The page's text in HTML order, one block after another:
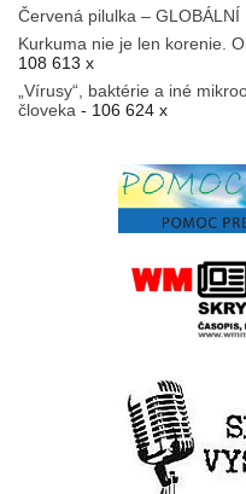
Červená pilulka – GLOBÁLNÍ
Kurkuma nie je len korenie.
108 613 x
„Vírusy“, baktérie a iné
človeka - 106 624 x